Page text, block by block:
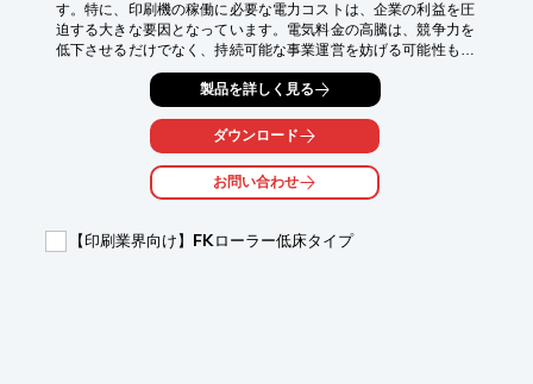
す。特に、印刷機の稼働に必要な電力コストは、企業の利益を圧
迫する大きな要因となっています。電気料金の高騰は、競争力を
低下させるだけでなく、持続可能な事業運営を妨げる可能性もあ
ります。当社の産業用自家発電太陽光建設は、電力会社からの購
入電力を削減し、電気料金という固定費を17%~28%カットする
ことで、これらの課題を解決します。
【活用シーン】
・インク乾燥設備
・倉庫
製品を詳しく見る
ダウンロード
お問い合わせ
【印刷業界向け】FKローラー低床タイプ